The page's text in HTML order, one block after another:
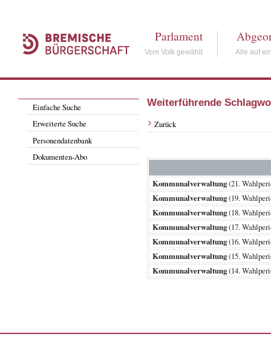
Parlament
Vom Volk gewählt Alle auf
Einfache Suche
Erweiterte Suche
Personendatenbank
Dokumenten-Abo
Weiterführende
Zurück
Kommunalverwaltung(21.
Kommunalverwaltung(19.
Kommunalverwaltung(18.
Kommunalverwaltung(17.
Kommunalverwaltung(16.
Kommunalverwaltung(15.
Kommunalverwaltung(14.